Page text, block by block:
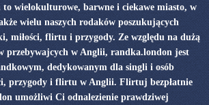
wielokulturowe, barwne i ciekawe miasto, w
wielu naszych rodaków poszukujących
miłości, flirtu i przygody. Ze względu na dużą
przebywajcych w Anglii, randka.london jest
dedykowanym dla singli i osób
przygody i flirtu w Anglii. Flirtuj bezpłatnie
umożliwi Ci odnalezienie prawdziwej